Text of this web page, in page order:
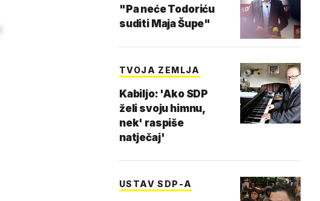
"Pa neće Todoriću
suditi Maja Šupe"
TVOJA ZEMLJA
Kabiljo: 'Ako SDP
želi svoju himnu,
nek' raspiše
natječaj'
USTAV SDP-A